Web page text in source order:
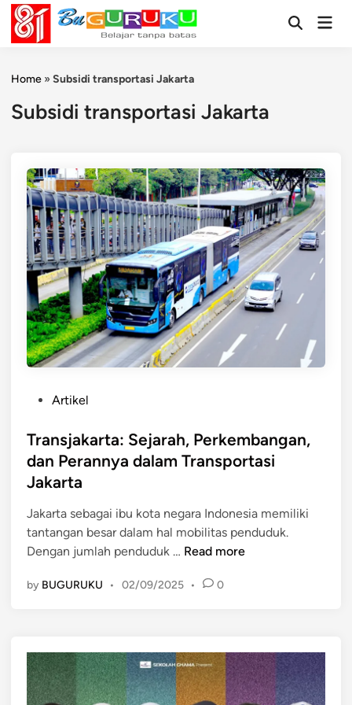
Skip
content
OpenMain
Home » Subsidi transportasi Jakarta
Subsidi transportasi Jakarta
s
t
e
i
n
Artikel
Transjakarta: Sejarah, Perkembangan,
dan Perannya dalam Transportasi
Jakarta
Jakarta sebagai ibu kota negara Indonesia memiliki
tantangan besar dalam hal mobilitas penduduk.
Dengan jumlah penduduk … T
a
a
k
a
Read more
by BUGURUKU • 02/09/2025 • 0